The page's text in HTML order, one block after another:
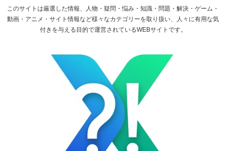
このサイトは厳選した情報、人物・疑問・悩み・知識・問題・解決・ゲーム・
動画・アニメ・サイト情報など様々なカテゴリーを取り扱い、人々に有用な気
付きを与える目的で運営されているWEBサイトです。